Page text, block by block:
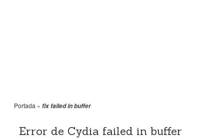
Portada » fix failed in buffer
Error de Cydia failed in buffer